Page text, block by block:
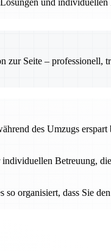
und
zur Seite – professionell,
des Umzugs
Betreuung,
organisiert, dass Sie